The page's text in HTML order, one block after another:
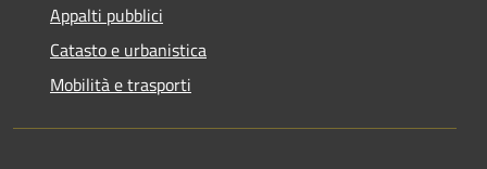
Appalti pubblici
Catasto e urbanistica
Mobilità e trasporti